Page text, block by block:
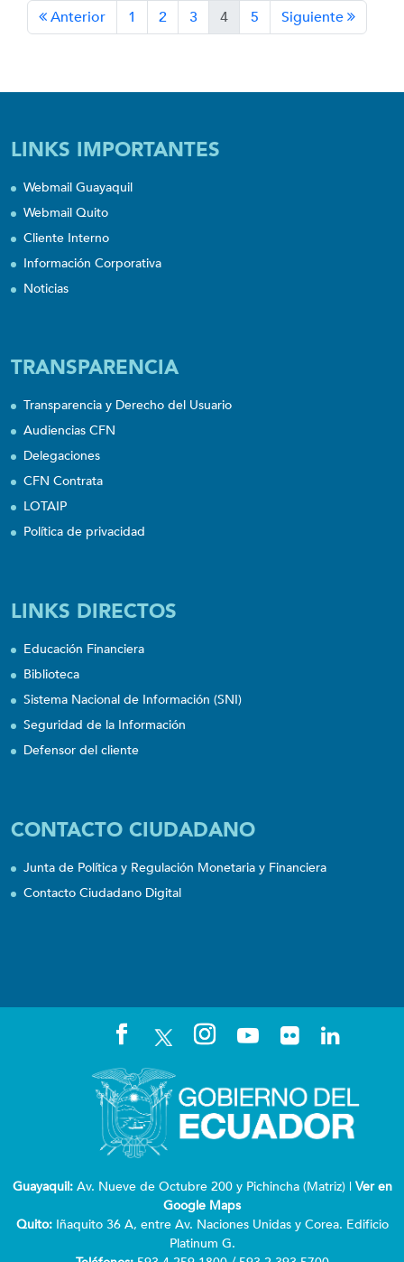
Anterior 1 2 3 4 5 Siguiente
LINKS IMPORTANTES
Webmail Guayaquil
Webmail Quito
Cliente Interno
Información Corporativa
Noticias
TRANSPARENCIA
Transparencia y Derecho del Usuario
Audiencias CFN
Delegaciones
CFN Contrata
LOTAIP
Política de privacidad
LINKS DIRECTOS
Educación Financiera
Biblioteca
Sistema Nacional de Información (SNI)
Seguridad de la Información
Defensor del cliente
CONTACTO CIUDADANO
Junta de Política y Regulación Monetaria y Financiera
Contacto Ciudadano Digital
Guayaquil:Av. Nueve de Octubre 200 y Pichincha (Matriz) | Ver en
Google Maps
Quito: Iñaquito 36 A, entre Av. Naciones Unidas y Corea. Edificio
Platinum G.